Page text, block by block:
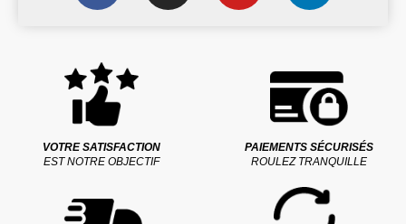
VOTRE SATISFACTION
EST NOTRE OBJECTIF
PAIEMENTS SÉCURISÉS
ROULEZ TRANQUILLE